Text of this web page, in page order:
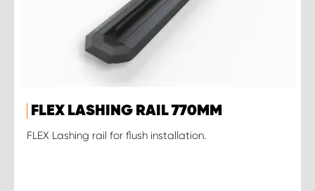
FLEX LASHING RAIL 770MM
FLEX Lashing rail for flush installation.